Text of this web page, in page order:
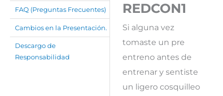
FAQ (Preguntas Frecuentes)
Cambios en la Presentación.
Descargo de
Responsabilidad
REDCON1
Si alguna vez
tomaste un pre
entreno antes de
entrenar y sentiste
un ligero cosquilleo